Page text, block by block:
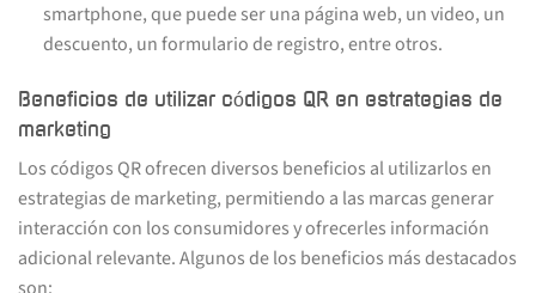
smartphone, que puede ser una página web, un video, un
descuento, un formulario de registro, entre otros.
Beneficios de utilizar códigos QR en estrategias de
marketing
Los códigos QR ofrecen diversos beneficios al utilizarlos en
estrategias de marketing, permitiendo a las marcas generar
interacción con los consumidores y ofrecerles información
adicional relevante. Algunos de los beneficios más destacados